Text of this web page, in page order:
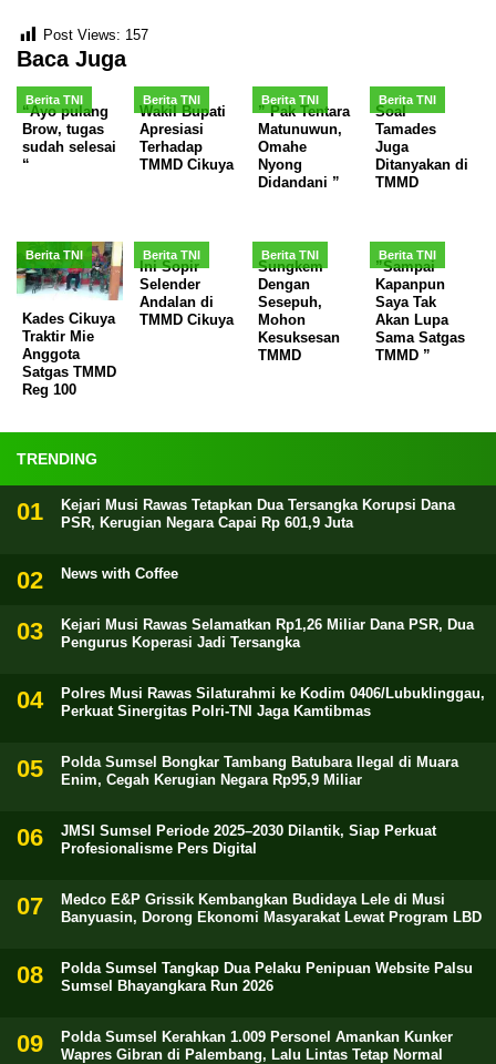
Post Views: 157
Baca Juga
Berita TNI
“Ayo pulang
Brow, tugas
sudah selesai
“
Berita TNI
Wakil Bupati
Apresiasi
Terhadap
TMMD Cikuya
Berita TNI
” Pak Tentara
Matunuwun,
Omahe
Nyong
Didandani ”
Berita TNI
Soal
Tamades
Juga
Ditanyakan di
TMMD
Berita TNI
Kades Cikuya
Traktir Mie
Anggota
Satgas TMMD
Reg 100
Berita TNI
Ini Sopir
Selender
Andalan di
TMMD Cikuya
Berita TNI
Sungkem
Dengan
Sesepuh,
Mohon
Kesuksesan
TMMD
Berita TNI
”Sampai
Kapanpun
Saya Tak
Akan Lupa
Sama Satgas
TMMD ”
TRENDING
Kejari Musi Rawas Tetapkan Dua Tersangka Korupsi Dana
PSR, Kerugian Negara Capai Rp 601,9 Juta
News with Coffee
Kejari Musi Rawas Selamatkan Rp1,26 Miliar Dana PSR, Dua
Pengurus Koperasi Jadi Tersangka
Polres Musi Rawas Silaturahmi ke Kodim 0406/Lubuklinggau,
Perkuat Sinergitas Polri-TNI Jaga Kamtibmas
Polda Sumsel Bongkar Tambang Batubara Ilegal di Muara
Enim, Cegah Kerugian Negara Rp95,9 Miliar
JMSI Sumsel Periode 2025–2030 Dilantik, Siap Perkuat
Profesionalisme Pers Digital
Medco E&P Grissik Kembangkan Budidaya Lele di Musi
Banyuasin, Dorong Ekonomi Masyarakat Lewat Program LBD
Polda Sumsel Tangkap Dua Pelaku Penipuan Website Palsu
Sumsel Bhayangkara Run 2026
Polda Sumsel Kerahkan 1.009 Personel Amankan Kunker
Wapres Gibran di Palembang, Lalu Lintas Tetap Normal